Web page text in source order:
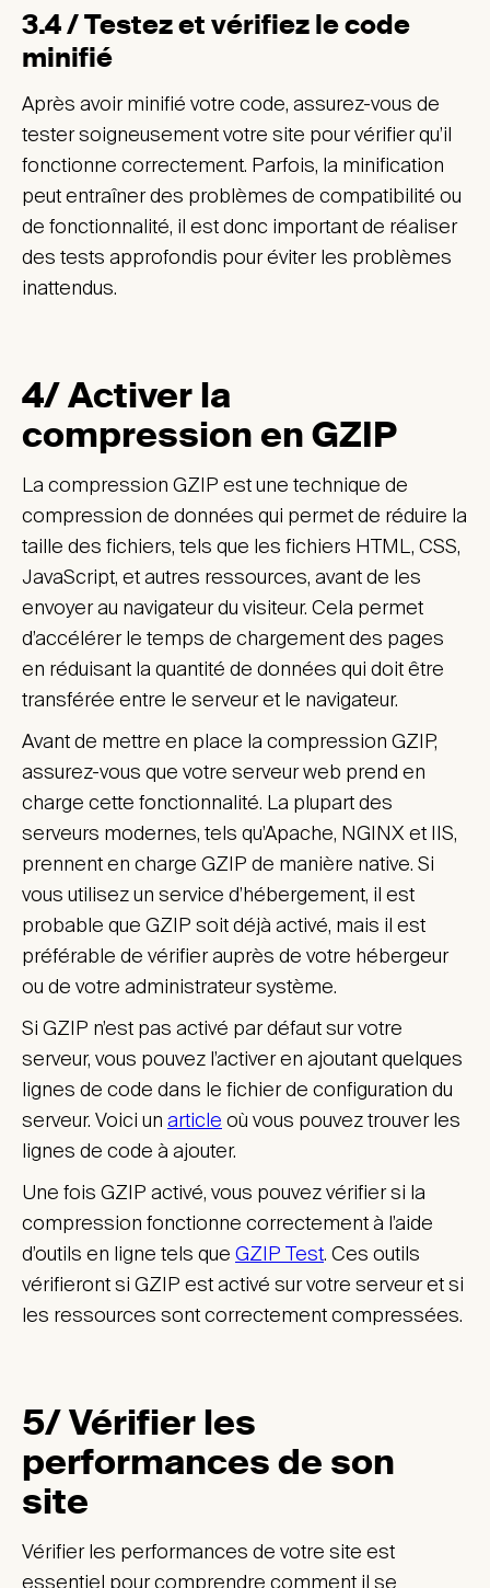
3.4 / Testez et vérifiez le code
minifié
Après avoir minifié votre code, assurez-vous de
tester soigneusement votre site pour vérifier qu’il
fonctionne correctement. Parfois, la minification
peut entraîner des problèmes de compatibilité ou
de fonctionnalité, il est donc important de réaliser
des tests approfondis pour éviter les problèmes
inattendus.
4/ Activer la
compression en GZIP
La compression GZIP est une technique de
compression de données qui permet de réduire la
taille des fichiers, tels que les fichiers HTML, CSS,
JavaScript, et autres ressources, avant de les
envoyer au navigateur du visiteur. Cela permet
d’accélérer le temps de chargement des pages
en réduisant la quantité de données qui doit être
transférée entre le serveur et le navigateur.
Avant de mettre en place la compression GZIP,
assurez-vous que votre serveur web prend en
charge cette fonctionnalité. La plupart des
serveurs modernes, tels qu’Apache, NGINX et IIS,
prennent en charge GZIP de manière native. Si
vous utilisez un service d’hébergement, il est
probable que GZIP soit déjà activé, mais il est
préférable de vérifier auprès de votre hébergeur
ou de votre administrateur système.
Si GZIP n’est pas activé par défaut sur votre
serveur, vous pouvez l’activer en ajoutant quelques
lignes de code dans le fichier de configuration du
serveur. Voici un article où vous pouvez trouver les
lignes de code à ajouter.
Une fois GZIP activé, vous pouvez vérifier si la
compression fonctionne correctement à l’aide
d’outils en ligne tels que GZIP Test. Ces outils
vérifieront si GZIP est activé sur votre serveur et si
les ressources sont correctement compressées.
5/ Vérifier les
performances de son
site
Vérifier les performances de votre site est
essentiel pour comprendre comment il se